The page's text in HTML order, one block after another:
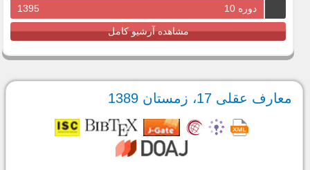
دوره 10
1395
مشاهده آرشیو کامل
معارف عقلی 17، زمستان 1389